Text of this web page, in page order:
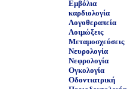
Εμβόλια
καρδιολογία
Λογοθεραπεία
Λοιμώξεις
Μεταμοσχεύσεις
Νευρολογία
Νεφρολογία
Ογκολογία
Οδοντιατρική